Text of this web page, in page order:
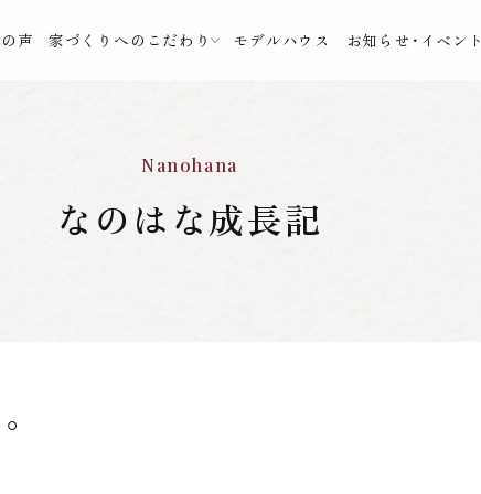
声 家づくりへのこだわり モデルハウス お知らせ・イベント
Nanohana
なのはな成長記